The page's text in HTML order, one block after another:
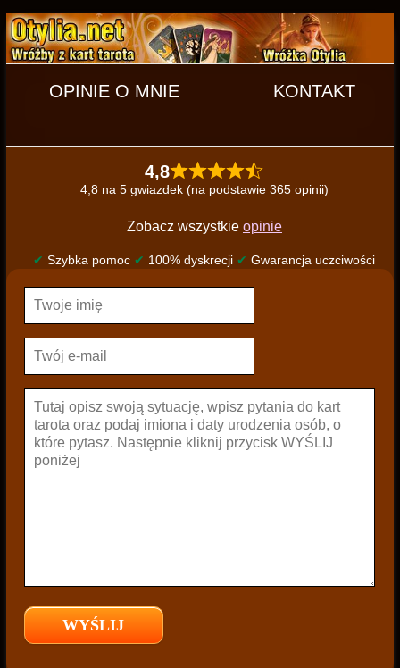
OPINIE O MNIE KONTAKT
4,8
4,8 na 5 gwiazdek (na podstawie 365 opinii)
Zobacz wszystkie opinie
✔ Szybka pomoc ✔ 100% dyskrecji ✔ Gwarancja uczciwości